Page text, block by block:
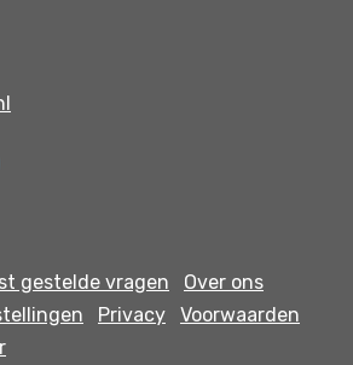
gestelde vragen
Over ons
Privacy
Voorwaarden